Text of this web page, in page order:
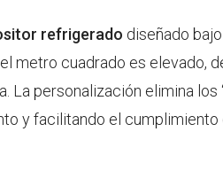
refrigerado diseñado
metro cuadrado es elevado,
personalización elimina los
y facilitando el cumplimiento